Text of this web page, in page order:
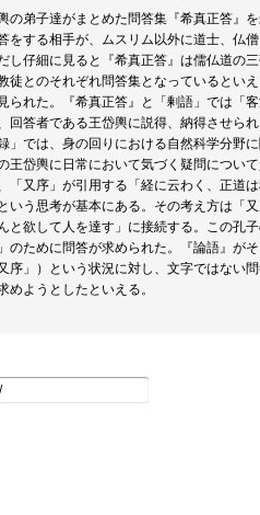
弟子達がまとめた問答集『希真正答』
をする相手が、ムスリム以外に道士、仏
仔細に見ると『希真正答』は儒仏道の
徒とのそれぞれ問答集となっているといえ
られた。『希真正答』と「剰語」では「
回答者である王岱輿に説得、納得させら
」では、身の回りにおける自然科学分野
王岱輿に日常において気づく疑問につい
「又序」が引用する「経に云わく、正道
いう思考が基本にある。その考え方は「
と欲して人を達す」に接続する。この孔
ために問答が求められた。『論語』が
序」）という状況に対し、文字ではない
ようとしたといえる。